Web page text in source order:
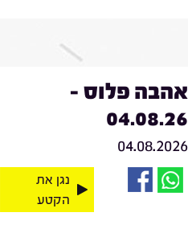
אהבה פלוס -
04.08.26
04.08.2026
נגן את
הקטע